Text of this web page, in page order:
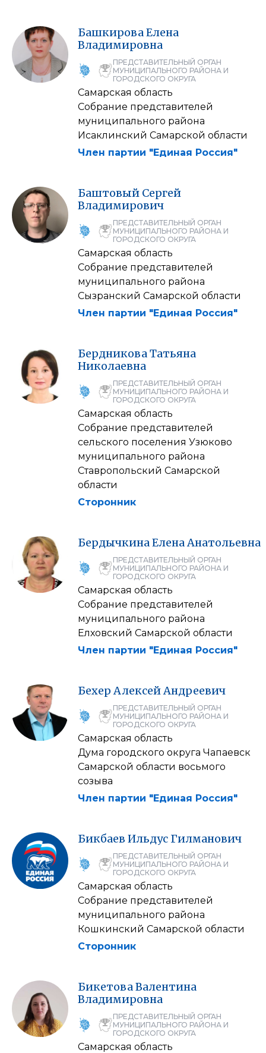
Башкирова Елена
Владимировна
ПРЕДСТАВИТЕЛЬНЫЙ ОРГАН
МУНИЦИПАЛЬНОГО РАЙОНА И
ГОРОДСКОГО ОКРУГА
Самарская область
Собрание представителей
муниципального района
Исаклинский Самарской области
Член партии "Единая Россия"
Баштовый Сергей
Владимирович
ПРЕДСТАВИТЕЛЬНЫЙ ОРГАН
МУНИЦИПАЛЬНОГО РАЙОНА И
ГОРОДСКОГО ОКРУГА
Самарская область
Собрание представителей
муниципального района
Сызранский Самарской области
Член партии "Единая Россия"
Бердникова Татьяна
Николаевна
ПРЕДСТАВИТЕЛЬНЫЙ ОРГАН
МУНИЦИПАЛЬНОГО РАЙОНА И
ГОРОДСКОГО ОКРУГА
Самарская область
Собрание представителей
сельского поселения Узюково
муниципального района
Ставропольский Самарской
области
Сторонник
Бердычкина Елена Анатольевна
ПРЕДСТАВИТЕЛЬНЫЙ ОРГАН
МУНИЦИПАЛЬНОГО РАЙОНА И
ГОРОДСКОГО ОКРУГА
Самарская область
Собрание представителей
муниципального района
Елховский Самарской области
Член партии "Единая Россия"
Бехер Алексей Андреевич
ПРЕДСТАВИТЕЛЬНЫЙ ОРГАН
МУНИЦИПАЛЬНОГО РАЙОНА И
ГОРОДСКОГО ОКРУГА
Самарская область
Дума городского округа Чапаевск
Самарской области восьмого
созыва
Член партии "Единая Россия"
Бикбаев Ильдус Гилманович
ПРЕДСТАВИТЕЛЬНЫЙ ОРГАН
МУНИЦИПАЛЬНОГО РАЙОНА И
ГОРОДСКОГО ОКРУГА
Самарская область
Собрание представителей
муниципального района
Кошкинский Самарской области
Сторонник
Бикетова Валентина
Владимировна
ПРЕДСТАВИТЕЛЬНЫЙ ОРГАН
МУНИЦИПАЛЬНОГО РАЙОНА И
ГОРОДСКОГО ОКРУГА
Самарская область